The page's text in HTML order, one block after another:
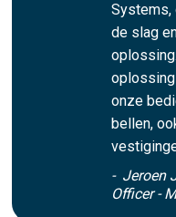
Systems,
de slag
onze
bellen,
- Jeroen
Officer -